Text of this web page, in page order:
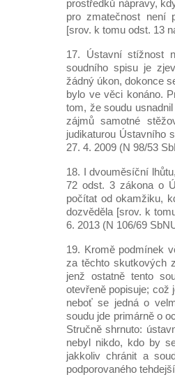
prostředků nápravy,
pro zmatečnost není
[srov. k tomu odst. 13
17. Ústavní stížnost
soudního spisu je
žádný úkon, dokonce
bylo ve věci konáno.
tom, že soudu
zájmů samotné
judikaturou Ústavního
27. 4. 2009 (N 98/53
18. I dvouměsíční
72 odst. 3 zákona o
počítat od okamžiku,
dozvěděla [srov. k
6. 2013 (N 106/69
19. Kromě podmínek
za těchto skutkových
jenž ostatně tento
otevřeně popisuje; což
neboť se jedná o
soudu jde primárně o
Stručně shrnuto:
nebyl nikdo, kdo by
jakkoliv chránit a
podporovaného